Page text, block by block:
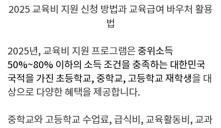
보세요.
2025 교육비 지원 신청 방법과 교육급여 바우처 활용
법
2025년, 교육비 지원 프로그램은 중위소득
50%~80% 이하의 소득 조건을 충족하는 대한민국
국적을 가진 초등학교, 중학교, 고등학교 재학생을 대
상으로 다양한 혜택을 제공합니다.
중학교와 고등학교 수업료, 급식비, 교육활동비, 교과